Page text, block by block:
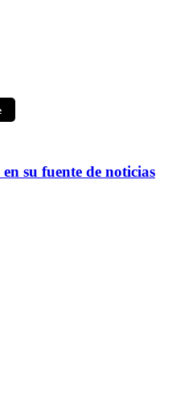
en su fuente de noticias